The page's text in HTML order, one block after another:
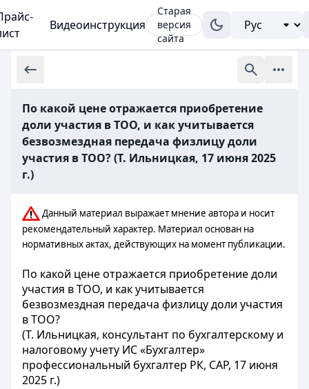
Видеоинструкция
Старая
версия
сайта
По какой цене отражается приобретение
доли участия в ТОО, и как учитывается
безвозмездная передача физлицу доли
участия в ТОО? (Т. Ильницкая, 17 июня 2025
г.)
Данный материал выражает мнение автора и носит
рекомендательный характер. Материал основан на
нормативных актах, действующих на момент публикации.
По какой цене отражается приобретение доли
участия в ТОО, и как учитывается
безвозмездная передача физлицу доли участия
в ТОО?
(Т. Ильницкая, консультант по бухгалтерскому и
налоговому учету ИС «Бухгалтер»
профессиональный бухгалтер РК, САР, 17 июня
2025 г.)